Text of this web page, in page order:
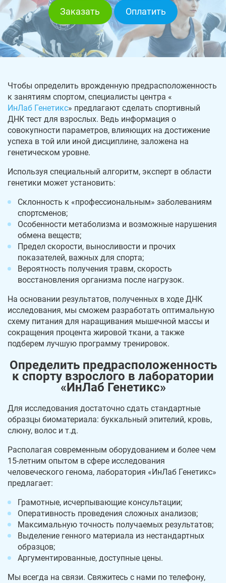
Заказать Оплатить
Чтобы определить врожденную предрасположенность
к занятиям спортом, специалисты центра «
ИнЛаб Генетикс» предлагают сделать спортивный
ДНК тест для взрослых. Ведь информация о
совокупности параметров, влияющих на достижение
успеха в той или иной дисциплине, заложена на
генетическом уровне.
Используя специальный алгоритм, эксперт в области
генетики может установить:
Склонность к «профессиональным» заболеваниям
спортсменов;
Особенности метаболизма и возможные нарушения
обмена веществ;
Предел скорости, выносливости и прочих
показателей, важных для спорта;
Вероятность получения травм, скорость
восстановления организма после нагрузок.
На основании результатов, полученных в ходе ДНК
исследования, мы сможем разработать оптимальную
схему питания для наращивания мышечной массы и
сокращения процента жировой ткани, а также
подберем лучшую программу тренировок.
Определить предрасположенность
к спорту взрослого в лаборатории
«ИнЛаб Генетикс»
Для исследования достаточно сдать стандартные
образцы биоматериала: буккальный эпителий, кровь,
слюну, волос и т.д.
Располагая современным оборудованием и более чем
15-летним опытом в сфере исследования
человеческого генома, лаборатория «ИнЛаб Генетикс»
предлагает:
Грамотные, исчерпывающие консультации;
Оперативность проведения сложных анализов;
Максимальную точность получаемых результатов;
Выделение генного материала из нестандартных
образцов;
Аргументированные, доступные цены.
Мы всегда на связи. Свяжитесь с нами по телефону,